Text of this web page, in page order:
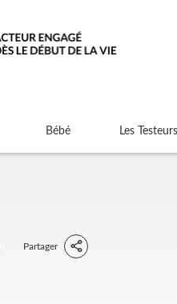
Bébé Les Testeurs
Partager